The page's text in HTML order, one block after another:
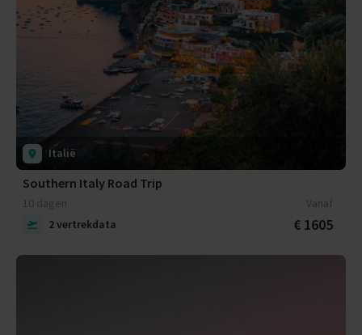
Italië
Southern Italy Road Trip
10 dagen
Vanaf
2 vertrekdata
€ 1605